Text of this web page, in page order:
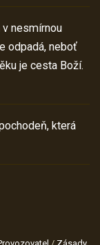
nesmírnou
odpadá, neboť
je cesta Boží.
která